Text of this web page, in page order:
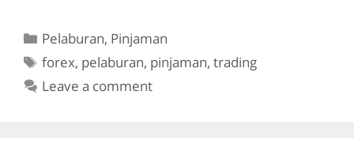
Categories
Pelaburan, Pinjaman
Tags
forex, pelaburan, pinjaman,trading
Leave a comment